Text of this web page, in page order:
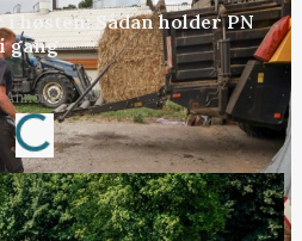
høsten: Sådan holder PN
gang
Annonce